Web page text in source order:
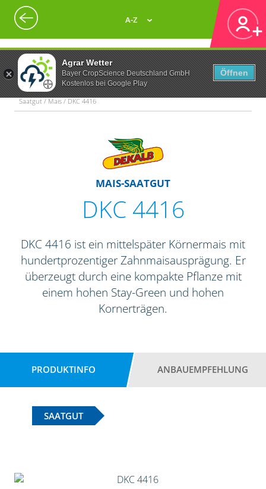
Agrar Wetter
Bayer CropScience Deutschland GmbH
Kostenlos bei Google Play
Öffnen
A-Z
Saatgut / Mais / DKC 4416
MAIS-SAATGUT
DKC 4416
DKC 4416 ist ein mittelspäter Körnermais mit
hundertprozentiger Zahnmaisausprägung. Er
überzeugt durch eine kompakte Pflanze mit
einem hohen Stay-Green und hohen
Kornerträgen.
PRODUKTINFO ANBAUEMPFEHLUNG
SAATGUT